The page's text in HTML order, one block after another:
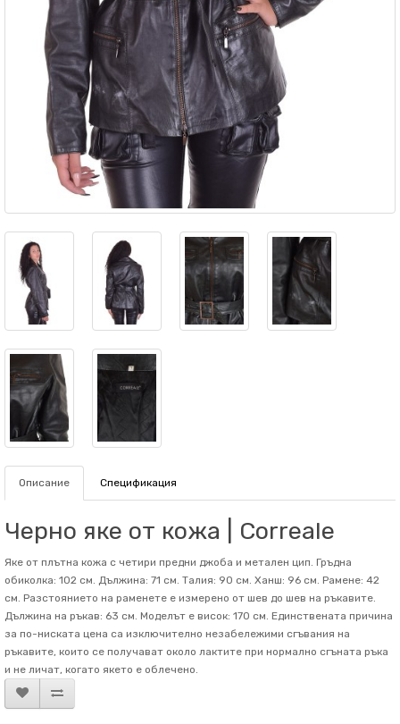
Описание Спецификация
Черно яке от кожа | Correale
Яке от плътна кожа с четири предни джоба и метален цип. Гръдна
обиколка: 102 см. Дължина: 71 см. Талия: 90 см. Ханш: 96 см. Рамене: 42
см. Разстоянието на раменете е измерено от шев до шев на ръкавите.
Дължина на ръкав: 63 см. Mоделът е висок: 170 см. Единствената причина
за по-ниската цена са изключително незабележими сгъвания на
ръкавите, които се получават около лактите при нормално сгъната ръка
и не личат, когато якето е облечено.